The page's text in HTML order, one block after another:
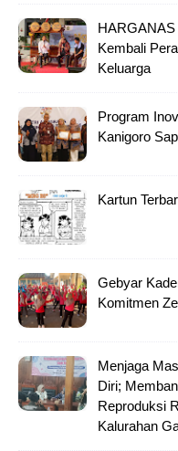
HARGANAS
Kembali
Keluarga
Program
Kanigoro
Kartun
Gebyar
Komitmen
Menjaga
Diri;
Reproduksi
Kalurahan